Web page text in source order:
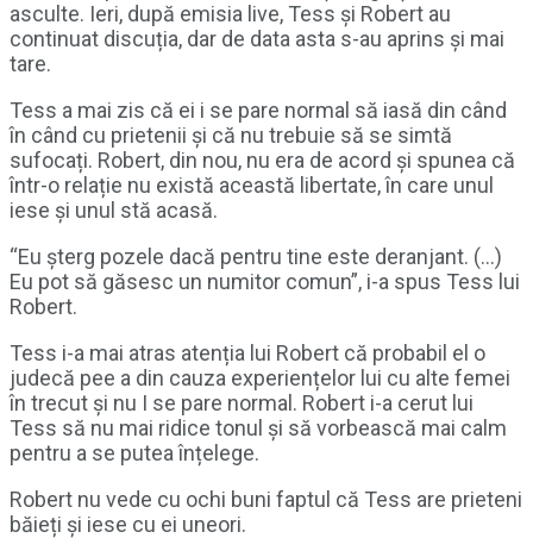
asculte. Ieri, după emisia live, Tess și Robert au
continuat discuția, dar de data asta s-au aprins și mai
tare.
Tess a mai zis că ei i se pare normal să iasă din când
în când cu prietenii și că nu trebuie să se simtă
sufocați. Robert, din nou, nu era de acord și spunea că
într-o relație nu există această libertate, în care unul
iese și unul stă acasă.
“Eu șterg pozele dacă pentru tine este deranjant. (…)
Eu pot să găsesc un numitor comun”, i-a spus Tess lui
Robert.
Tess i-a mai atras atenția lui Robert că probabil el o
judecă pee a din cauza experiențelor lui cu alte femei
în trecut și nu I se pare normal. Robert i-a cerut lui
Tess să nu mai ridice tonul și să vorbească mai calm
pentru a se putea înțelege.
Robert nu vede cu ochi buni faptul că Tess are prieteni
băieți și iese cu ei uneori.